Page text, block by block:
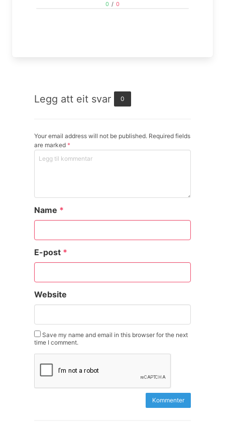
0 / 0
Legg att eit svar 0
Your email address will not be published. Required fields
are marked *
Name *
E-post *
Website
Save my name and email in this browser for the next
time I comment.